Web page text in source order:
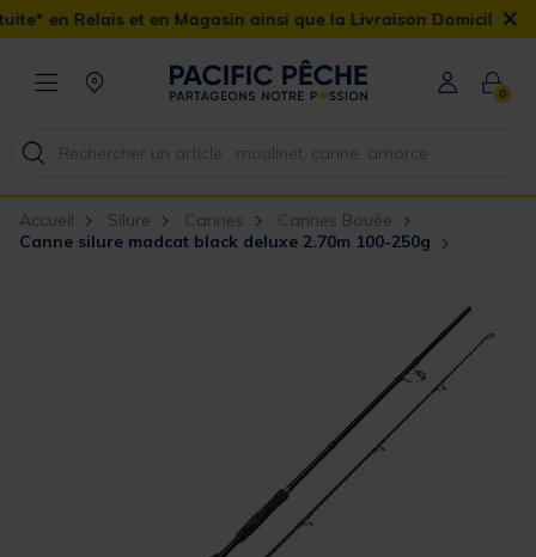
en Magasin ainsi que la Livraison Domicile offerte dès 90€ ×
0
Accueil Silure Cannes
Cannes Bouée
Canne silure madcat black deluxe 2.70m 100-250g